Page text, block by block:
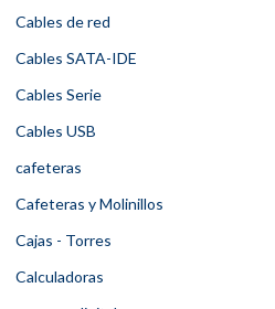
Cables de red
Cables SATA-IDE
Cables Serie
Cables USB
cafeteras
Cafeteras y Molinillos
Cajas - Torres
Calculadoras